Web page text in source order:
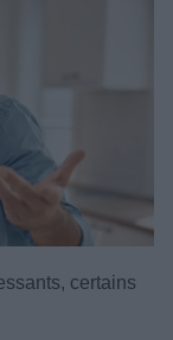
certains